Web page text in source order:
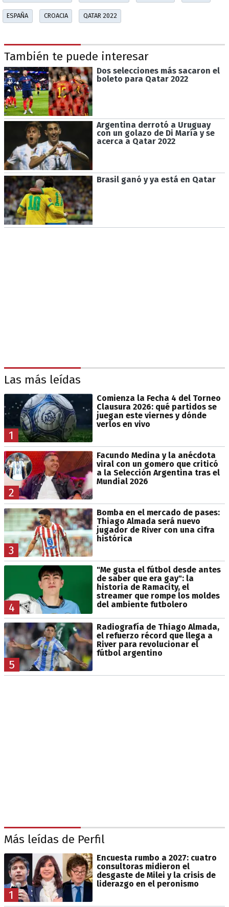
ESPAÑA CROACIA QATAR 2022
También te puede interesar
Dos selecciones más sacaron el
boleto para Qatar 2022
Argentina derrotó a Uruguay
con un golazo de Di María y se
acerca a Qatar 2022
Brasil ganó y ya está en Qatar
Las más leídas
1
Comienza la Fecha 4 del Torneo
Clausura 2026: qué partidos se
juegan este viernes y dónde
verlos en vivo
2
Facundo Medina y la anécdota
viral con un gomero que criticó
a la Selección Argentina tras el
Mundial 2026
3
Bomba en el mercado de pases:
Thiago Almada será nuevo
jugador de River con una cifra
histórica
4
"Me gusta el fútbol desde antes
de saber que era gay": la
historia de Ramacity, el
streamer que rompe los moldes
del ambiente futbolero
5
Radiografía de Thiago Almada,
el refuerzo récord que llega a
River para revolucionar el
fútbol argentino
Más leídas de Perfil
1
Encuesta rumbo a 2027: cuatro
consultoras midieron el
desgaste de Milei y la crisis de
liderazgo en el peronismo